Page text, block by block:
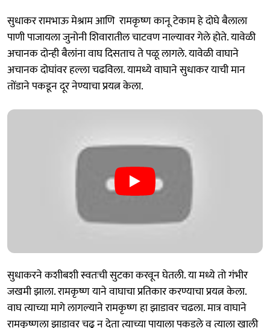
सुधाकर रामभाऊ मेश्राम आणि रामकृष्ण कानू टेकाम हे दोघे बैलाला
पाणी पाजायला जुनोनी शिवारातील चाटवण नाल्यावर गेले होते. यावेळी
अचानक दोन्ही बैलांना वाघ दिसताच ते पळू लागले. यावेळी वाघाने
अचानक दोघांवर हल्ला चढविला. यामध्ये वाघाने सुधाकर याची मान
तोंडाने पकडून दूर नेण्याचा प्रयत्न केला.
सुधाकरने कशीबशी स्वतःची सुटका करवून घेतली. या मध्ये तो गंभीर
जखमी झाला. रामकृष्ण याने वाघाचा प्रतिकार करण्याचा प्रयत्न केला.
वाघ त्याच्या मागे लागल्याने रामकृष्ण हा झाडावर चढला. मात्र वाघाने
रामकृष्णला झाडावर चढू न देता त्याच्या पायाला पकडले व त्याला खाली